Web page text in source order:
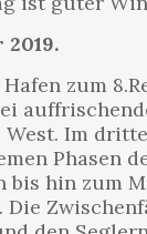
zum
Im
Phasen
hin zum